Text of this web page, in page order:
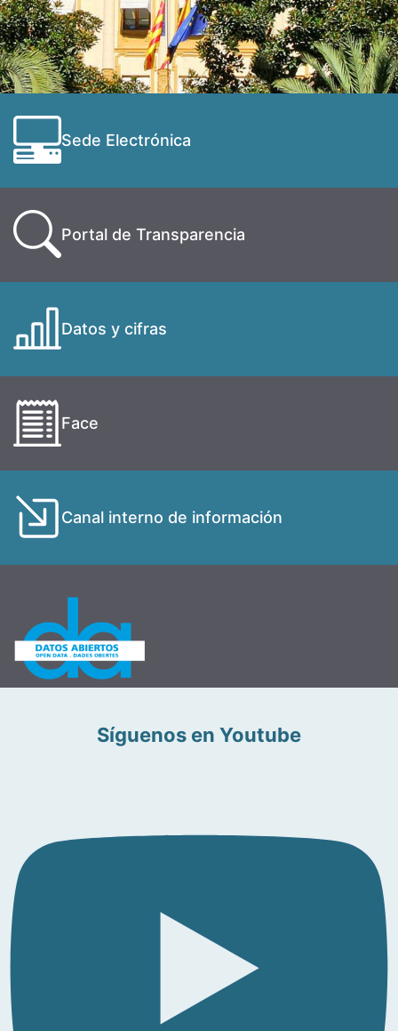
Sede Electrónica
Portal de Transparencia
Datos y cifras
Face
Canal interno de información
Síguenos en Youtube